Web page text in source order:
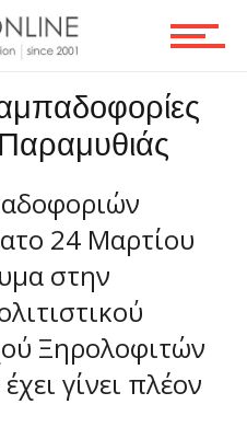
24 Μαρτίου
στην
Ξηρολοφιτών
γίνει πλέον